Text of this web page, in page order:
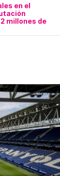
en el
millones de